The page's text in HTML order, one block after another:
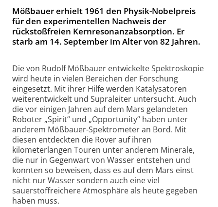
Mößbauer erhielt 1961 den Physik-Nobelpreis
für den experimentellen Nachweis der
rückstoßfreien Kernresonanzabsorption. Er
starb am 14. September im Alter von 82 Jahren.
Die von Rudolf Mößbauer entwickelte Spektroskopie
wird heute in vielen Bereichen der Forschung
eingesetzt. Mit ihrer Hilfe werden Katalysatoren
weiterentwickelt und Supraleiter untersucht. Auch
die vor einigen Jahren auf dem Mars gelandeten
Roboter „Spirit“ und „Opportunity“ haben unter
anderem Mößbauer-Spektrometer an Bord. Mit
diesen entdeckten die Rover auf ihren
kilometerlangen Touren unter anderem Minerale,
die nur in Gegenwart von Wasser entstehen und
konnten so beweisen, dass es auf dem Mars einst
nicht nur Wasser sondern auch eine viel
sauerstoffreichere Atmosphäre als heute gegeben
haben muss.